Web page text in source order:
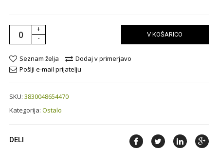
+
-
V KOŠARICO
Seznam želja
Dodaj v primerjavo
Pošlji e-mail prijatelju
SKU:3830048654470
Kategorija:Ostalo
DELI